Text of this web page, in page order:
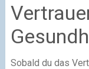
Sobald du das